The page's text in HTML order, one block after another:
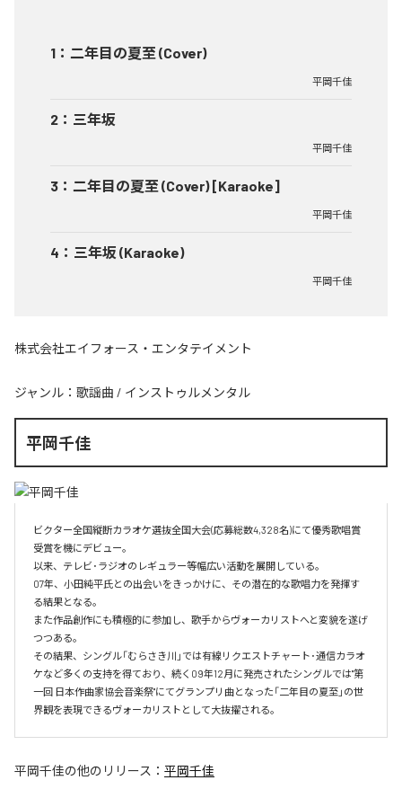
1 ： 二年目の夏至 (Cover)
平岡千佳
2 ： 三年坂
平岡千佳
3 ： 二年目の夏至 (Cover) [Karaoke]
平岡千佳
4 ： 三年坂 (Karaoke)
平岡千佳
株式会社エイフォース・エンタテイメント
ジャンル： 歌謡曲 / インストゥルメンタル
平岡千佳
ビクター全国縦断カラオケ選抜全国大会(応募総数4,328名)にて優秀歌唱賞
受賞を機にデビュー。
以来、テレビ･ラジオのレギュラー等幅広い活動を展開している。
07年、小田純平氏との出会いをきっかけに、その潜在的な歌唱力を発揮す
る結果となる。
また作品創作にも積極的に参加し、歌手からヴォーカリストへと変貌を遂げ
つつある。
その結果、シングル「むらさき川」では有線リクエストチャート･通信カラオ
ケなど多くの支持を得ており、続く09年12月に発売されたシングルでは"第
一回 日本作曲家協会音楽祭"にてグランプリ曲となった「二年目の夏至」の世
界観を表現できるヴォーカリストとして大抜擢される。
平岡千佳の他のリリース： 平岡千佳